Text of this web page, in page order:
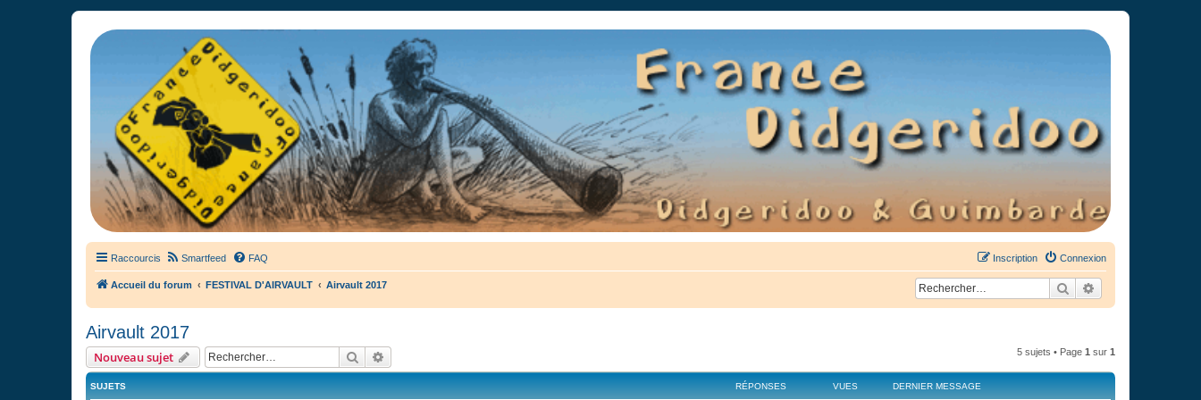
France Didgeridoo
Didgeridoo et Guimbarde sur France Didgeridoo - retrouvez la communauté.
Raccourcis Smartfeed FAQ Connexion
Inscription
Accueil du forum FESTIVAL D'AIRVAULT Airvault 2017 Rechercher
Airvault 2017
Nouveau sujet Rechercher 5 sujets • Page 1 sur 1
SUJETS RÉPONSES VUES DERNIER MESSAGE